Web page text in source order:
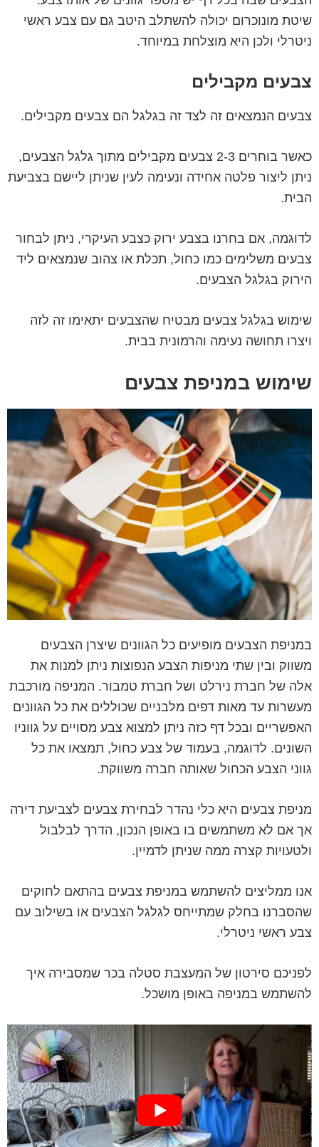
שיטת מונוכרום יכולה להשתלב היטב גם עם צבע ראשי
ניטרלי ולכן היא מוצלחת במיוחד.
צבעים מקבילים
צבעים הנמצאים זה לצד זה בגלגל הם צבעים מקבילים.
כאשר בוחרים 2-3 צבעים מקבילים מתוך גלגל הצבעים,
ניתן ליצור פלטה אחידה ונעימה לעין שניתן ליישם בצביעת
הבית.
לדוגמה, אם בחרנו בצבע ירוק כצבע העיקרי, ניתן לבחור
צבעים משלימים כמו כחול, תכלת או צהוב שנמצאים ליד
הירוק בגלגל הצבעים.
שימוש בגלגל צבעים מבטיח שהצבעים יתאימו זה לזה
ויצרו תחושה נעימה והרמונית בבית.
שימוש במניפת צבעים
במניפת הצבעים מופיעים כל הגוונים שיצרן הצבעים
משווק ובין שתי מניפות הצבע הנפוצות ניתן למנות את
אלה של חברת נירלט ושל חברת טמבור. המניפה מורכבת
מעשרות עד מאות דפים מלבניים שכוללים את כל הגוונים
האפשריים ובכל דף כזה ניתן למצוא צבע מסויים על גווניו
השונים. לדוגמה, בעמוד של צבע כחול, תמצאו את כל
גווני הצבע הכחול שאותה חברה משווקת.
מניפת צבעים היא כלי נהדר לבחירת צבעים לצביעת דירה
אך אם לא משתמשים בו באופן הנכון, הדרך לבלבול
ולטעויות קצרה ממה שניתן לדמיין.
אנו ממליצים להשתמש במניפת צבעים בהתאם לחוקים
שהסברנו בחלק שמתייחס לגלגל הצבעים או בשילוב עם
צבע ראשי ניטרלי.
לפניכם סירטון של המעצבת סטלה בכר שמסבירה איך
להשתמש במניפה באופן מושכל.